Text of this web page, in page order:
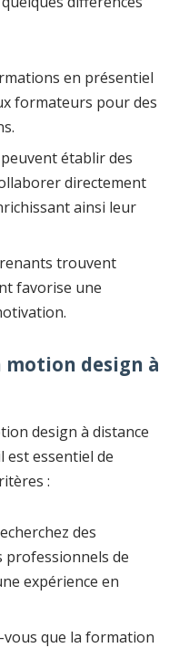
en présentiel
formateurs pour des
établir des
directement
ainsi leur
trouvent
favorise une
design à
design à distance
est essentiel de
:
des
professionnels de
expérience en
vous que la formation